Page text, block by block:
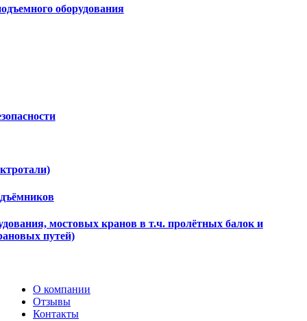
оборудования
мостовых кранов в т.ч. пролётных балок и
путей)
О компании
Отзывы
Контакты